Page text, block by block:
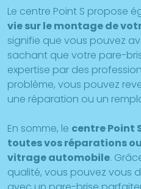
Le centre Point S propose
vie sur le montage de
signifie que vous pouvez
sachant que votre pare-
expertise par des
problème, vous pouvez
une réparation ou un
En somme, le centre Point
toutes vos réparations
vitrage automobile.
qualité, vous pouvez vous